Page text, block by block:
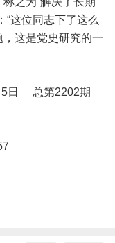
“这位同志下了这么
这是党史研究的一
5日 总第2202期